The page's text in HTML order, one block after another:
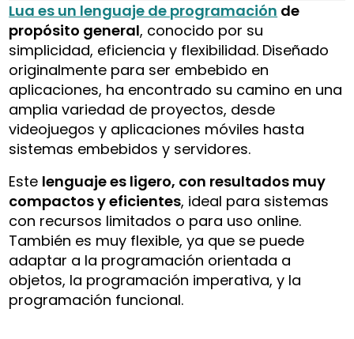
Lua es un lenguaje de programación de
propósito general, conocido por su
simplicidad, eficiencia y flexibilidad. Diseñado
originalmente para ser embebido en
aplicaciones, ha encontrado su camino en una
amplia variedad de proyectos, desde
videojuegos y aplicaciones móviles hasta
sistemas embebidos y servidores.
Este lenguaje es ligero, con resultados muy
compactos y eficientes, ideal para sistemas
con recursos limitados o para uso online.
También es muy flexible, ya que se puede
adaptar a la programación orientada a
objetos, la programación imperativa, y la
programación funcional.